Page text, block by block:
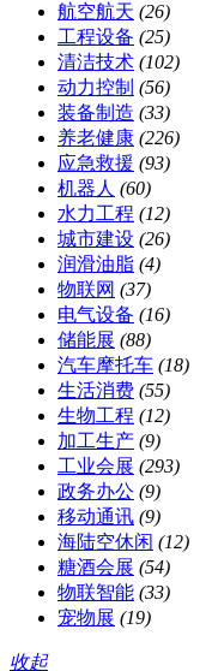
航空航天 (26)
工程设备 (25)
清洁技术 (102)
动力控制 (56)
装备制造 (33)
养老健康 (226)
应急救援 (93)
机器人 (60)
水力工程 (12)
城市建设 (26)
润滑油脂 (4)
物联网 (37)
电气设备 (16)
储能展 (88)
汽车摩托车 (18)
生活消费 (55)
生物工程 (12)
加工生产 (9)
工业会展 (293)
政务办公 (9)
移动通讯 (9)
海陆空休闲 (12)
糖酒会展 (54)
物联智能 (33)
宠物展 (19)
收起